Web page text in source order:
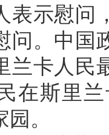
表示慰问
问。中国
兰卡人民
在斯里
。